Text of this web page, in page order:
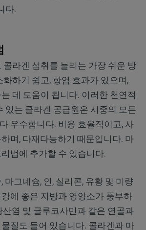
다.
콜라겐 섭취를 늘리는 가장 쉬운 방
화하기 쉽고, 항염 효과가 있으며,
데 도움이 됩니다. 이러한 천연적
있는 콜라겐 공급원은 시중의 모든
우수합니다. 비용 효율적이고, 사
며, 다재다능하기 때문입니다. 마
법에 추가할 수 있습니다.
마그네슘, 인, 실리콘, 유황 및 미량
에 좋은 지방과 영양소가 풍부하
산염 및 글루코사민과 같은 연골과
질도 들어 있습니다. 콜라겐과 마